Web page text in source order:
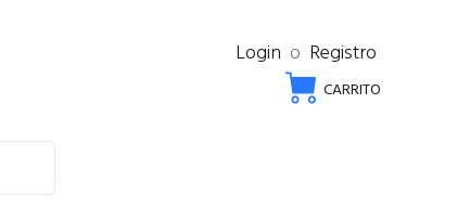
Login o Registro
CARRITO